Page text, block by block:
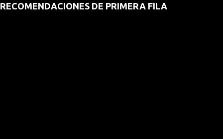
RECOMENDACIONES DE PRIMERA FILA